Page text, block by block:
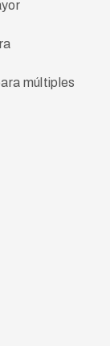
múltiples